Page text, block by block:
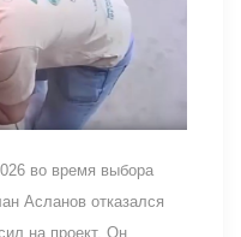
во время выбора
Асланов отказался
на проект. Он